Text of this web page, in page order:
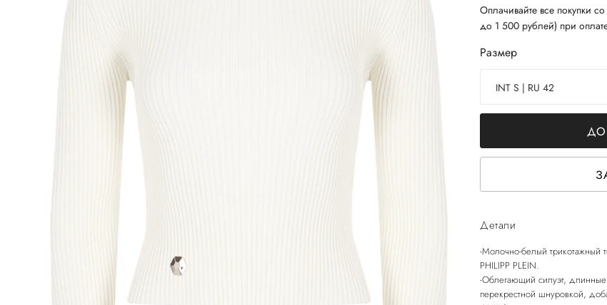
Оплачивайте все покупки
до 1 500 рублей) при
Размер
INT S | RU 42
Детали
-Молочно-белый трикотажный
PHILIPP PLEIN.
-Облегающий силуэт, длинные
перекрестной шнуровкой,